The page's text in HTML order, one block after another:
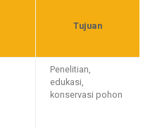
Tujuan
Penelitian,
edukasi,
konservasi pohon